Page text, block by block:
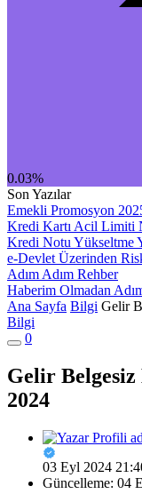
0.03%
Son Yazılar
Emekli Promosyon
Kredi Kartı Acil Limiti
Kredi Notu Yükseltme
e-Devlet Üzerinden
Adım Adım Rehber
Haberim Olmadan
Ana Sayfa Bilgi Gelir
Bilgi
0
Gelir
2024
03 Eyl 2024
Güncelleme: 04